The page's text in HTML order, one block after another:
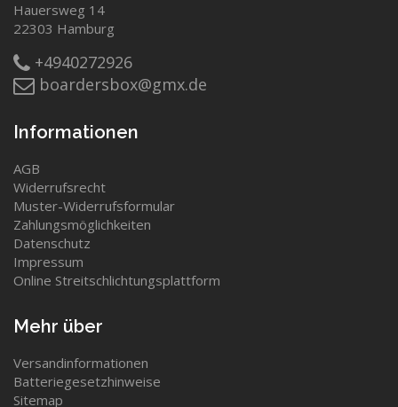
Hauersweg 14
22303 Hamburg
+4940272926
boardersbox@gmx.de
Informationen
AGB
Widerrufsrecht
Muster-Widerrufsformular
Zahlungsmöglichkeiten
Datenschutz
Impressum
Online Streitschlichtungsplattform
Mehr über
Versandinformationen
Batteriegesetzhinweise
Sitemap